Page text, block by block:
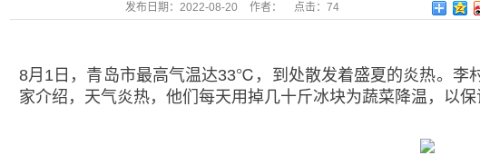
发布日期： 2022-08-20 作者： 点击： 74
8月1日，青岛市最高气温达33℃，到处散发着盛夏的炎热。李
家介绍，天气炎热，他们每天用掉几十斤冰块为蔬菜降温，以